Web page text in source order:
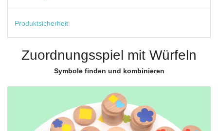
Produktsicherheit
Zuordnungsspiel mit Würfeln
Symbole finden und kombinieren